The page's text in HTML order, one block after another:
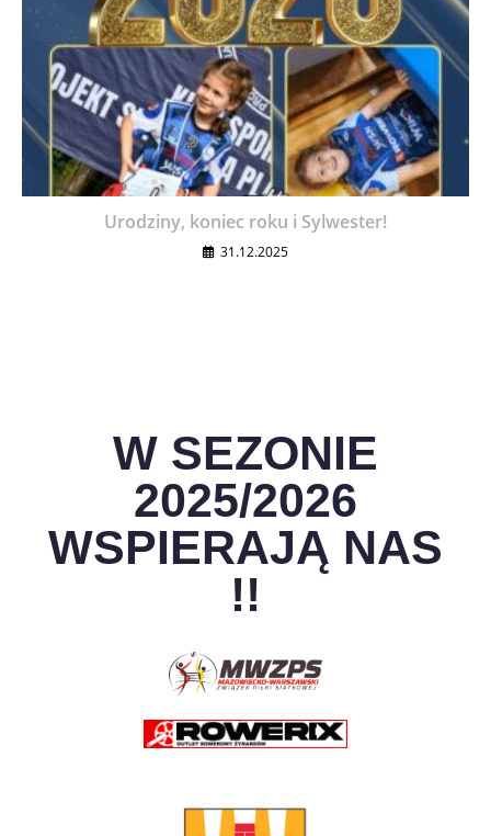
Urodziny, koniec roku i Sylwester!
31.12.2025
W SEZONIE
2025/2026
WSPIERAJĄ NAS
!!